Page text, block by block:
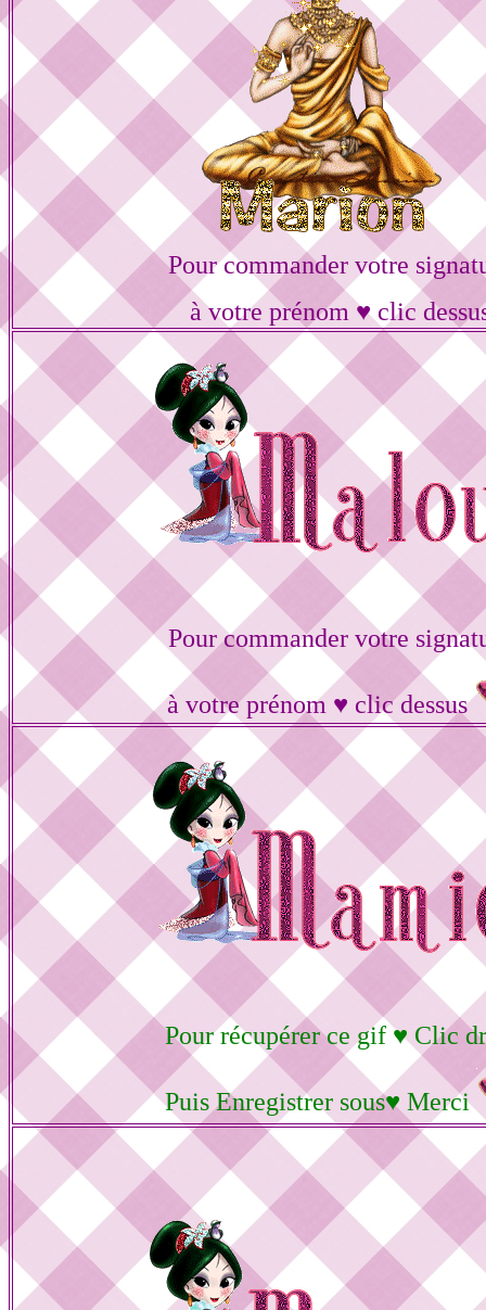
Pour commander votre
à votre prénom ♥ clic
Pour commander votre
à votre prénom ♥ clic dessus
Pour récupérer ce gif ♥ Clic
Puis Enregistrer sous♥ Merci